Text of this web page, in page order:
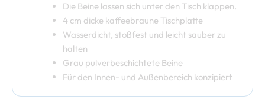
Die Beine lassen sich unter den Tisch klappen.
4 cm dicke kaffeebraune Tischplatte
Wasserdicht, stoßfest und leicht sauber zu
halten
Grau pulverbeschichtete Beine
Für den Innen- und Außenbereich konzipiert